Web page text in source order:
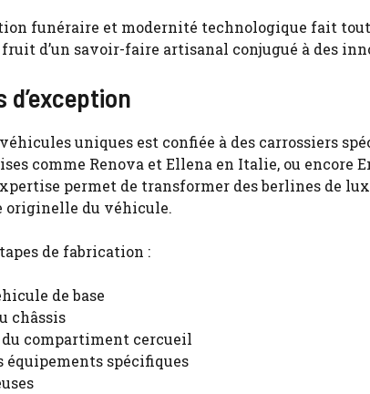
funéraire et modernité technologique fait
d’un savoir-faire artisanal conjugué à des
d’exception
uniques est confiée à des carrossiers
comme Renova et Ellena en Italie, ou encore
permet de transformer des berlines de
originelle du véhicule.
de fabrication :
de base
châssis
compartiment cercueil
spécifiques